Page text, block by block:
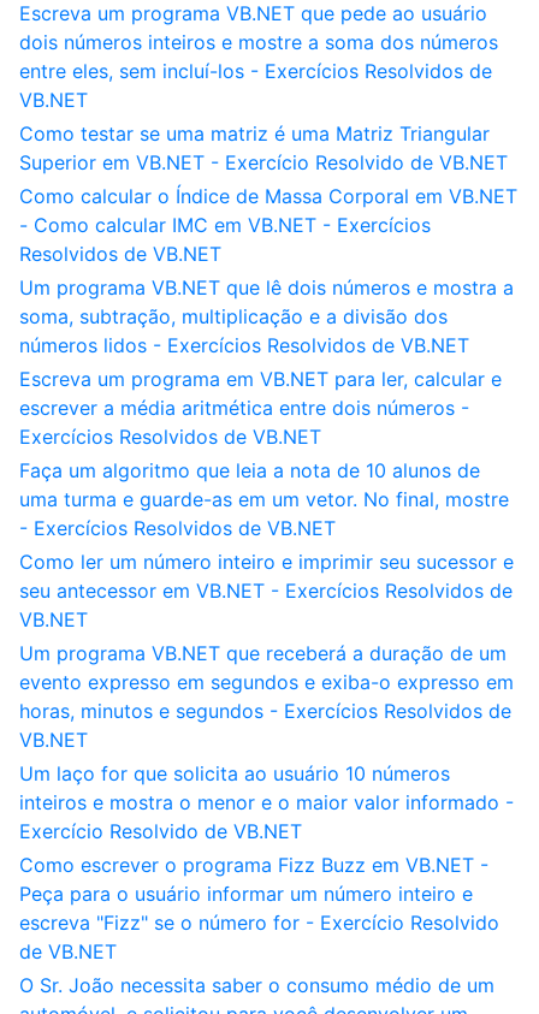
Escreva um programa VB.NET que pede ao usuário
dois números inteiros e mostre a soma dos números
entre eles, sem incluí-los - Exercícios Resolvidos de
VB.NET
Como testar se uma matriz é uma Matriz Triangular
Superior em VB.NET - Exercício Resolvido de VB.NET
Como calcular o Índice de Massa Corporal em VB.NET
- Como calcular IMC em VB.NET - Exercícios
Resolvidos de VB.NET
Um programa VB.NET que lê dois números e mostra a
soma, subtração, multiplicação e a divisão dos
números lidos - Exercícios Resolvidos de VB.NET
Escreva um programa em VB.NET para ler, calcular e
escrever a média aritmética entre dois números -
Exercícios Resolvidos de VB.NET
Faça um algoritmo que leia a nota de 10 alunos de
uma turma e guarde-as em um vetor. No final, mostre
- Exercícios Resolvidos de VB.NET
Como ler um número inteiro e imprimir seu sucessor e
seu antecessor em VB.NET - Exercícios Resolvidos de
VB.NET
Um programa VB.NET que receberá a duração de um
evento expresso em segundos e exiba-o expresso em
horas, minutos e segundos - Exercícios Resolvidos de
VB.NET
Um laço for que solicita ao usuário 10 números
inteiros e mostra o menor e o maior valor informado -
Exercício Resolvido de VB.NET
Como escrever o programa Fizz Buzz em VB.NET -
Peça para o usuário informar um número inteiro e
escreva "Fizz" se o número for - Exercício Resolvido
de VB.NET
O Sr. João necessita saber o consumo médio de um